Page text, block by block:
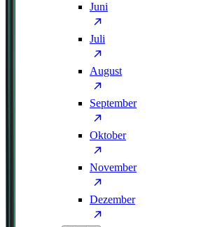
Juni
Juli
August
September
Oktober
November
Dezember